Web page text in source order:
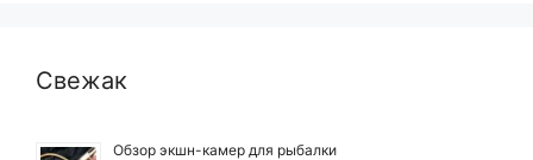
Свежак
Обзор экшн-камер для рыбалки